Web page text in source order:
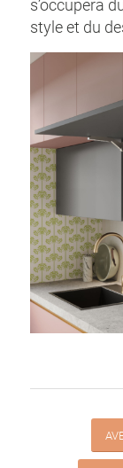
s’occupera
style et du